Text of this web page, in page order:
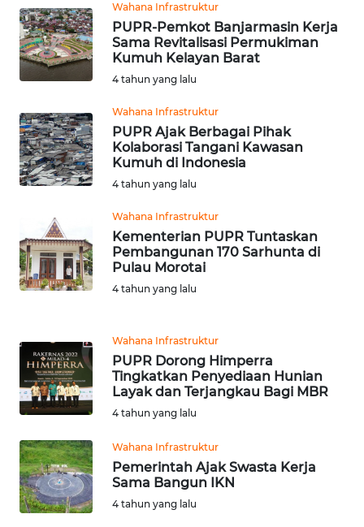
Wahana Infrastruktur
PUPR-Pemkot Banjarmasin Kerja
Sama Revitalisasi Permukiman
Kumuh Kelayan Barat
4 tahun yang lalu
Wahana Infrastruktur
PUPR Ajak Berbagai Pihak
Kolaborasi Tangani Kawasan
Kumuh di Indonesia
4 tahun yang lalu
Wahana Infrastruktur
Kementerian PUPR Tuntaskan
Pembangunan 170 Sarhunta di
Pulau Morotai
4 tahun yang lalu
Wahana Infrastruktur
PUPR Dorong Himperra
Tingkatkan Penyediaan Hunian
Layak dan Terjangkau Bagi MBR
4 tahun yang lalu
Wahana Infrastruktur
Pemerintah Ajak Swasta Kerja
Sama Bangun IKN
4 tahun yang lalu
NET
FORJASIDA
TAMBANG
NEWS
JURNAL
FISUELRI
BERKAT
ANUGERAH
NEWS
AKHLAK
SONYA
ASA
NEWS